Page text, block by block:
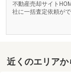
不動産売却サイト
社に一括査定依頼がで
近くのエリアか